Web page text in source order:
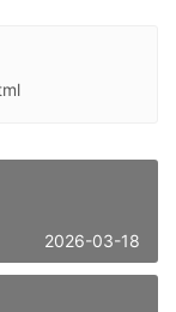
2026-03-18